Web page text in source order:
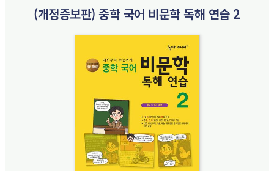
(개정증보판) 중학 국어 비문학 독해 연습 2